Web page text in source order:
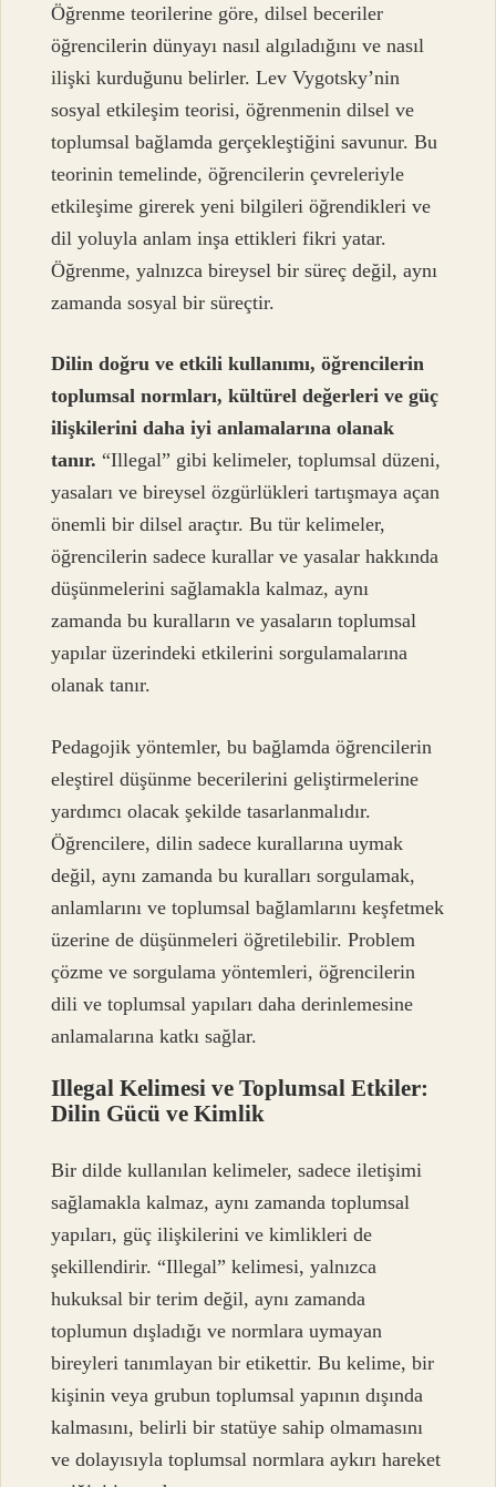
Öğrenme teorilerine göre, dilsel beceriler
öğrencilerin dünyayı nasıl algıladığını ve nasıl
ilişki kurduğunu belirler. Lev Vygotsky’nin
sosyal etkileşim teorisi, öğrenmenin dilsel ve
toplumsal bağlamda gerçekleştiğini savunur. Bu
teorinin temelinde, öğrencilerin çevreleriyle
etkileşime girerek yeni bilgileri öğrendikleri ve
dil yoluyla anlam inşa ettikleri fikri yatar.
Öğrenme, yalnızca bireysel bir süreç değil, aynı
zamanda sosyal bir süreçtir.
Dilin doğru ve etkili kullanımı, öğrencilerin
toplumsal normları, kültürel değerleri ve güç
ilişkilerini daha iyi anlamalarına olanak
tanır. “Illegal” gibi kelimeler, toplumsal düzeni,
yasaları ve bireysel özgürlükleri tartışmaya açan
önemli bir dilsel araçtır. Bu tür kelimeler,
öğrencilerin sadece kurallar ve yasalar hakkında
düşünmelerini sağlamakla kalmaz, aynı
zamanda bu kuralların ve yasaların toplumsal
yapılar üzerindeki etkilerini sorgulamalarına
olanak tanır.
Pedagojik yöntemler, bu bağlamda öğrencilerin
eleştirel düşünme becerilerini geliştirmelerine
yardımcı olacak şekilde tasarlanmalıdır.
Öğrencilere, dilin sadece kurallarına uymak
değil, aynı zamanda bu kuralları sorgulamak,
anlamlarını ve toplumsal bağlamlarını keşfetmek
üzerine de düşünmeleri öğretilebilir. Problem
çözme ve sorgulama yöntemleri, öğrencilerin
dili ve toplumsal yapıları daha derinlemesine
anlamalarına katkı sağlar.
Illegal Kelimesi ve Toplumsal Etkiler:
Dilin Gücü ve Kimlik
Bir dilde kullanılan kelimeler, sadece iletişimi
sağlamakla kalmaz, aynı zamanda toplumsal
yapıları, güç ilişkilerini ve kimlikleri de
şekillendirir. “Illegal” kelimesi, yalnızca
hukuksal bir terim değil, aynı zamanda
toplumun dışladığı ve normlara uymayan
bireyleri tanımlayan bir etikettir. Bu kelime, bir
kişinin veya grubun toplumsal yapının dışında
kalmasını, belirli bir statüye sahip olmamasını
ve dolayısıyla toplumsal normlara aykırı hareket